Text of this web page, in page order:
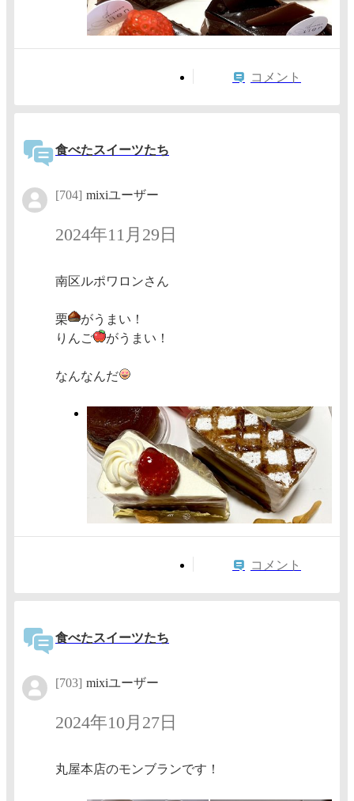
コメント
食べたスイーツたち
[704] mixiユーザー
2024年11月29日
南区ルポワロンさん
栗
がうまい！
りんご
がうまい！
なんなんだ
コメント
食べたスイーツたち
[703] mixiユーザー
2024年10月27日
丸屋本店のモンブランです！